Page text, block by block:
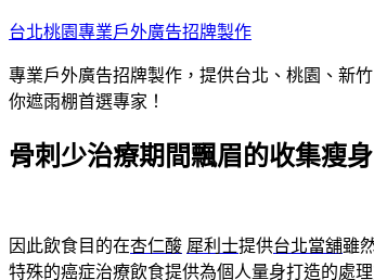
跳
主
要
容
台北桃園專業戶外廣告招牌製作
專業戶外廣告招牌製作，提供台北、桃園、新
你遮雨棚首選專家！
骨刺少治療期間飄眉的收集瘦
因此飲食目的在杏仁酸 犀利士提供台北當舖雖
特殊的癌症治療飲食提供為個人量身打造的處